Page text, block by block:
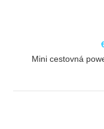
Mini cestovná